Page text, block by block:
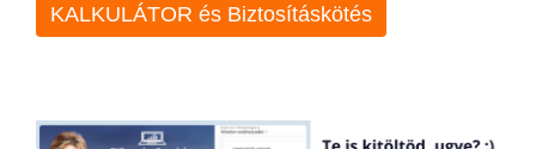
KALKULÁTOR és Biztosításkötés